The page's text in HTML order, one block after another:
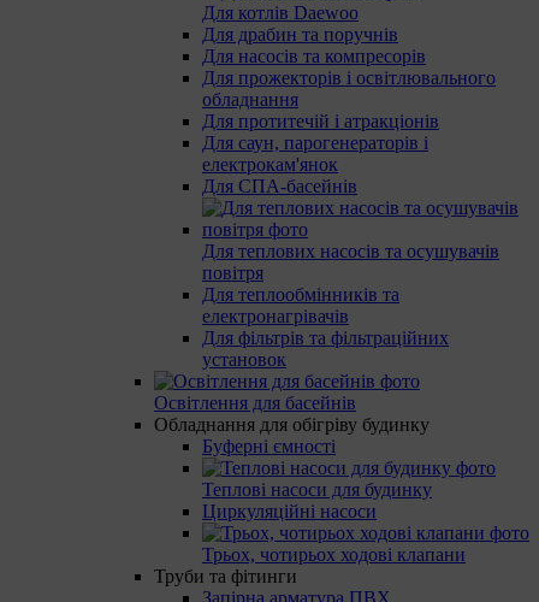
Для котлів Daewoo
Для драбин та поручнів
Для насосів та компресорів
Для прожекторів і освітлювального
обладнання
Для протитечій і атракціонів
Для саун, парогенераторів і
електрокам'янок
Для СПА-басейнів
Для теплових насосів та осушувачів
повітря
Для теплообмінників та
електронагрівачів
Для фільтрів та фільтраційних
установок
Освітлення для басейнів
Обладнання для обігріву будинку
Буферні ємності
Теплові насоси для будинку
Циркуляційні насоси
Трьох, чотирьох ходові клапани
Труби та фітинги
Запірна арматура ПВХ